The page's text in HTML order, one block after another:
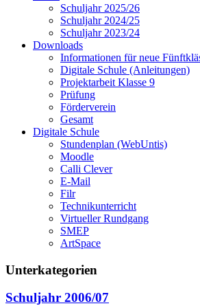
Schuljahr 2025/26
Schuljahr 2024/25
Schuljahr 2023/24
Downloads
Informationen für neue
Digitale Schule (Anleitungen)
Projektarbeit Klasse 9
Prüfung
Förderverein
Gesamt
Digitale Schule
Stundenplan (WebUntis)
Moodle
Calli Clever
E-Mail
Filr
Technikunterricht
Virtueller Rundgang
SMEP
ArtSpace
Unterkategorien
Schuljahr 2006/07